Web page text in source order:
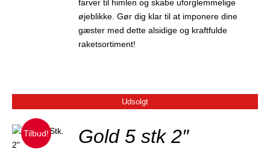
farver til himlen og skabe uforglemmelige
øjeblikke. Gør dig klar til at imponere dine
gæster med dette alsidige og kraftfulde
raketsortiment!
Udsolgt
Tilbud!
Gold 5 stk 2″